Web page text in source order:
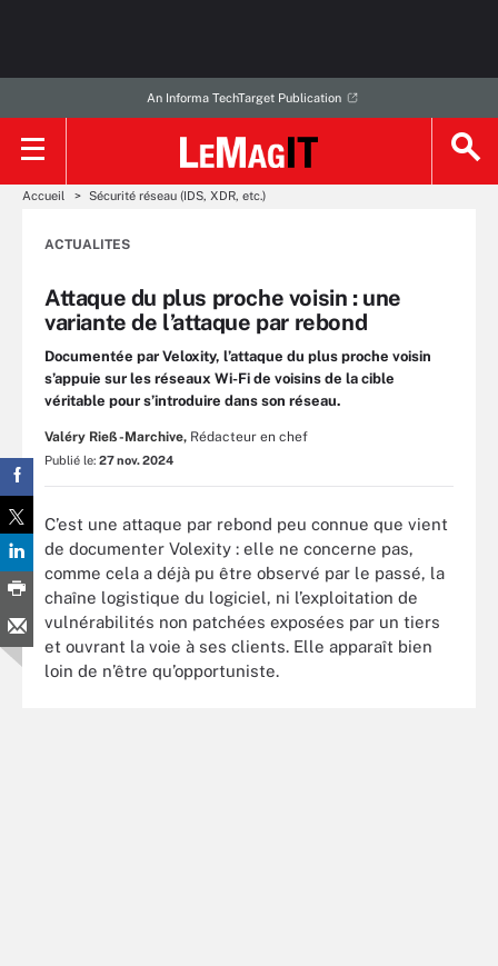
An Informa TechTarget Publication
Accueil Sécurité réseau (IDS, XDR, etc.)
ACTUALITES
Attaque du plus proche voisin : une
variante de l’attaque par rebond
Documentée par Veloxity, l’attaque du plus proche voisin
s’appuie sur les réseaux Wi-Fi de voisins de la cible
véritable pour s’introduire dans son réseau.
Valéry Rieß-Marchive, Rédacteur en chef
Publié le: 27 nov. 2024
C’est une attaque par rebond peu connue que vient
de documenter Volexity : elle ne concerne pas,
comme cela a déjà pu être observé par le passé, la
chaîne logistique du logiciel, ni l’exploitation de
vulnérabilités non patchées exposées par un tiers
et ouvrant la voie à ses clients. Elle apparaît bien
loin de n’être qu’opportuniste.